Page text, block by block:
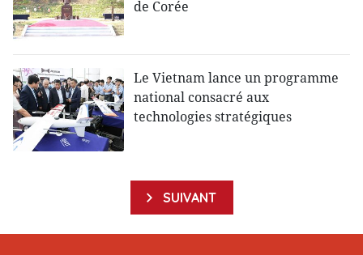
de Corée
Le Vietnam lance un programme
national consacré aux
technologies stratégiques
SUIVANT